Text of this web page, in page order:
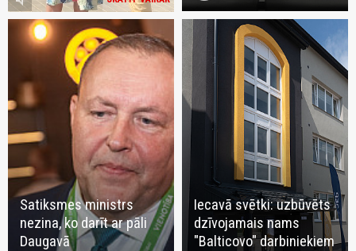
Satiksmes ministrs
nezina, ko darīt ar pāli
Daugavā
Iecavā svētki: uzbūvēts
dzīvojamais nams
"Balticovo" darbiniekiem